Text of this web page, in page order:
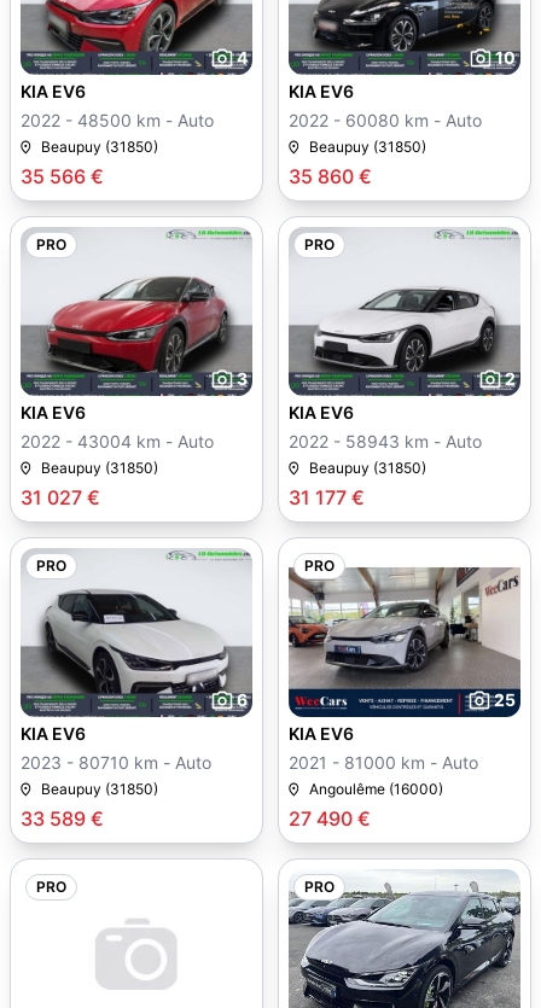
4
35 566 €
KIA EV6
2022 - 48500 km - Auto
Beaupuy (31850)
10
35 860 €
KIA EV6
2022 - 60080 km - Auto
Beaupuy (31850)
PRO
3
31 027 €
KIA EV6
2022 - 43004 km - Auto
Beaupuy (31850)
PRO
2
31 177 €
KIA EV6
2022 - 58943 km - Auto
Beaupuy (31850)
PRO
6
33 589 €
KIA EV6
2023 - 80710 km - Auto
Beaupuy (31850)
PRO
25
27 490 €
KIA EV6
2021 - 81000 km - Auto
Angoulême (16000)
PRO PRO